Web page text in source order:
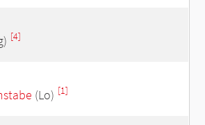
[4]
(Lo) [1]